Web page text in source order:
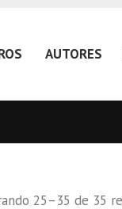
AUTORES
25–35 de 35